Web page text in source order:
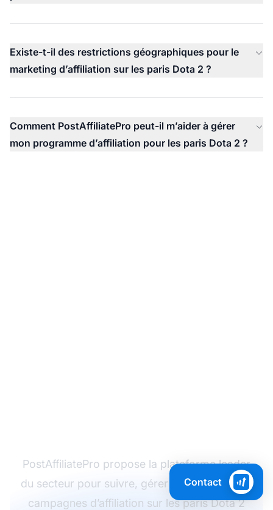
Existe-t-il des restrictions géographiques pour le
marketing d’affiliation sur les paris Dota 2 ?
Comment PostAffiliatePro peut-il m’aider à gérer
mon programme d’affiliation pour les paris Dota 2 ?
PostAffiliatePro propose la plateforme leader
du secteur pour suivre, gérer et optimiser vos
campagnes d’affiliation sur les paris Dota 2
Contact